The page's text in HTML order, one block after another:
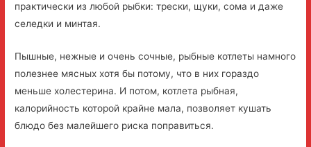
практически из любой рыбки: трески, щуки, сома и даже
селедки и минтая.
Пышные, нежные и очень сочные, рыбные котлеты намного
полезнее мясных хотя бы потому, что в них гораздо
меньше холестерина. И потом, котлета рыбная,
калорийность которой крайне мала, позволяет кушать
блюдо без малейшего риска поправиться.